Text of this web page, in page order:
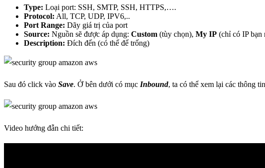
Type: Loại port: SSH, SMTP, SSH, HTTPS,….
Protocol: All, TCP, UDP, IPV6,..
Port Range: Dãy giá trị của port
Source: Nguồn sẽ được áp dụng: Custom (tùy chọn), My IP (chỉ có IP bạn
Description: Đích đến (có thể để trống)
Sau đó click vào Save. Ở bên dưới có mục Inbound, ta có thể xem lại các thông
Video hướng đẫn chi tiết: